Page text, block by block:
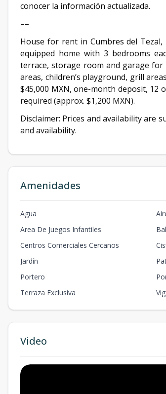
conocer la información actualizada.
––
House for rent in Cumbres del Tezal,
equipped home with 3 bedrooms
terrace, storage room and garage
areas, children’s playground, grill
$45,000 MXN, one-month deposit, 12
required (approx. $1,200 MXN).
Disclaimer: Prices and availability are
and availability.
Amenidades
Agua
Area De Juegos Infantiles
Centros Comerciales Cercanos
Jardín
Portero
Terraza Exclusiva
Video